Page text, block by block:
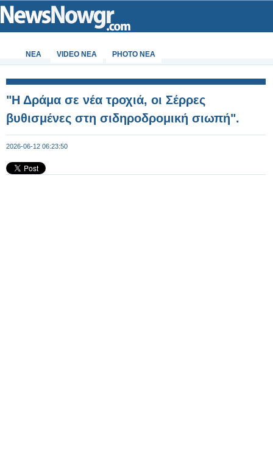
ΝΕΑ VIDEO NEA PHOTO NEA
"Η Δράμα σε νέα τροχιά, οι Σέρρες
βυθισμένες στη σιδηροδρομική σιωπή".
2026-06-12 06:23:50